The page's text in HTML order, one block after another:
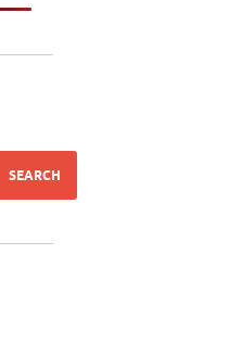
SEARCH